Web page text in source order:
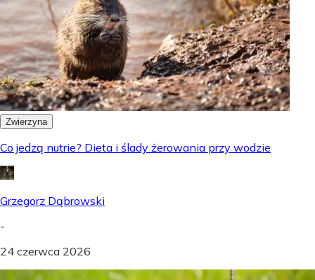
Zwierzyna
Co jedzą nutrie? Dieta i ślady żerowania przy wodzie
Grzegorz Dąbrowski
-
24 czerwca 2026